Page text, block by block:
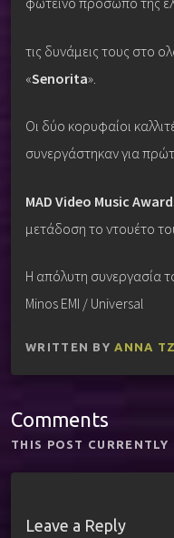
τις δυνάμεις τους στο
«Senorita».
Οι δύο κορυφαίοι
συνεργάστηκαν για
MAD Video Music
μετάδοση το ντουέτο
Η απόλυτη συνεργασία
Minos EMI / Universal
WRITTEN BYANNA
Comments
THIS POST
Leave a Reply